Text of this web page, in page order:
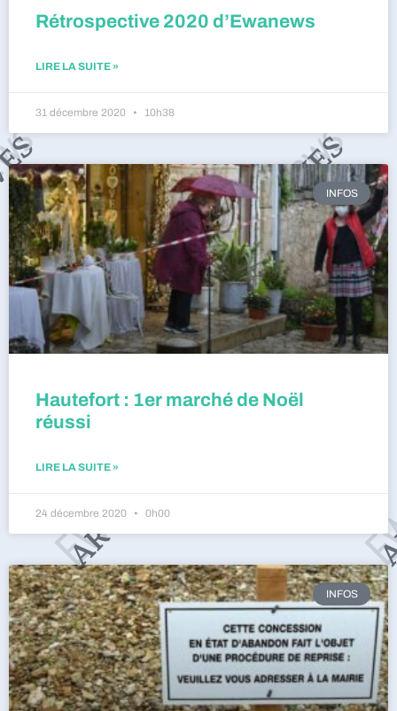
Rétrospective 2020 d’Ewanews
LIRE LA SUITE »
31 décembre 2020 10h38
INFOS
Hautefort : 1er marché de Noël
réussi
LIRE LA SUITE »
24 décembre 2020 0h00
INFOS